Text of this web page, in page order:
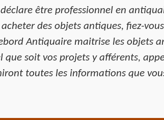
être professionnel en
des objets antiques, fiez-
Antiquaire maitrise les objets
soit vos projets y afférents,
toutes les informations que